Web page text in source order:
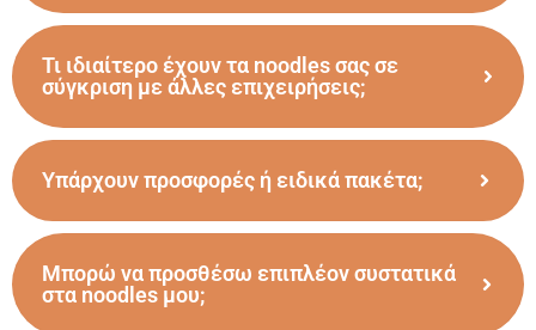
Τι ιδιαίτερο έχουν τα noodles σας σε
σύγκριση με άλλες επιχειρήσεις;
Υπάρχουν προσφορές ή ειδικά πακέτα;
Μπορώ να προσθέσω επιπλέον συστατικά
στα noodles μου;